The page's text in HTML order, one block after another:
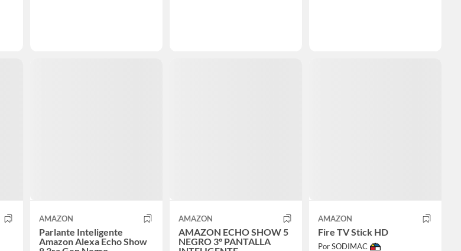
AMAZON
Parlante Inteligente
Amazon Alexa Echo Show
AMAZON
AMAZON ECHO SHOW 5
NEGRO 3° PANTALLA
AMAZON
Fire TV Stick HD
Por SODIMAC